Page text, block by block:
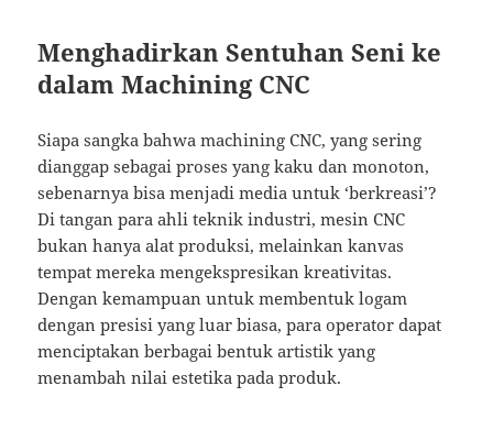
Menghadirkan Sentuhan Seni ke
dalam Machining CNC
Siapa sangka bahwa machining CNC, yang sering
dianggap sebagai proses yang kaku dan monoton,
sebenarnya bisa menjadi media untuk ‘berkreasi’?
Di tangan para ahli teknik industri, mesin CNC
bukan hanya alat produksi, melainkan kanvas
tempat mereka mengekspresikan kreativitas.
Dengan kemampuan untuk membentuk logam
dengan presisi yang luar biasa, para operator dapat
menciptakan berbagai bentuk artistik yang
menambah nilai estetika pada produk.